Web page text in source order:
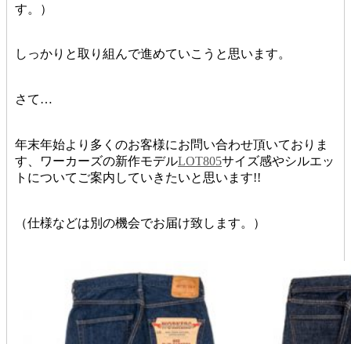
す。）
しっかりと取り組んで進めていこうと思います。
さて…
年末年始より多くのお客様にお問い合わせ頂いておりま
す、ワーカーズの新作モデルLOT805サイズ感やシルエッ
トについてご案内していきたいと思います!!
（仕様などは別の機会でお届け致します。）